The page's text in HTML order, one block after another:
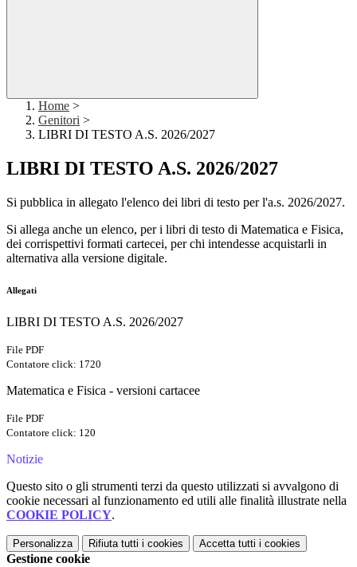
Home >
Genitori >
LIBRI DI TESTO A.S. 2026/2027
LIBRI DI TESTO A.S. 2026/2027
Si pubblica in allegato l'elenco dei libri di testo per l'a.s. 2026/2027.
Si allega anche un elenco, per i libri di testo di Matematica e Fisica,
dei corrispettivi formati cartecei, per chi intendesse acquistarli in
alternativa alla versione digitale.
Allegati
LIBRI DI TESTO A.S. 2026/2027
File PDF
Contatore click: 1720
Matematica e Fisica - versioni cartacee
File PDF
Contatore click: 120
Notizie
Questo sito o gli strumenti terzi da questo utilizzati si avvalgono di
cookie necessari al funzionamento ed utili alle finalità illustrate nella
COOKIE POLICY.
Personalizza Rifiuta tutti i cookies Accetta tutti i cookies
Gestione cookie